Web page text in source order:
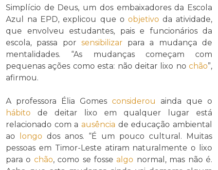
Simplício de Deus, um dos embaixadores da Escola
Azul na EPD, explicou que o objetivo da atividade,
que envolveu estudantes, pais e funcionários da
escola, passa por sensibilizarpara a mudança de
mentalidades. “As mudanças começam com
pequenas ações como esta: não deitar lixo no chão”,
afirmou.
A professora Élia Gomes considerou
ainda que o
hábito de deitar lixo em qualquer lugar está
relacionado com a ausência de educação ambiental
ao
longo dos anos. “É um pouco cultural. Muitas
pessoas em Timor-Leste atiram naturalmente o lixo
para o chão, como se fossealgo normal, mas não é.